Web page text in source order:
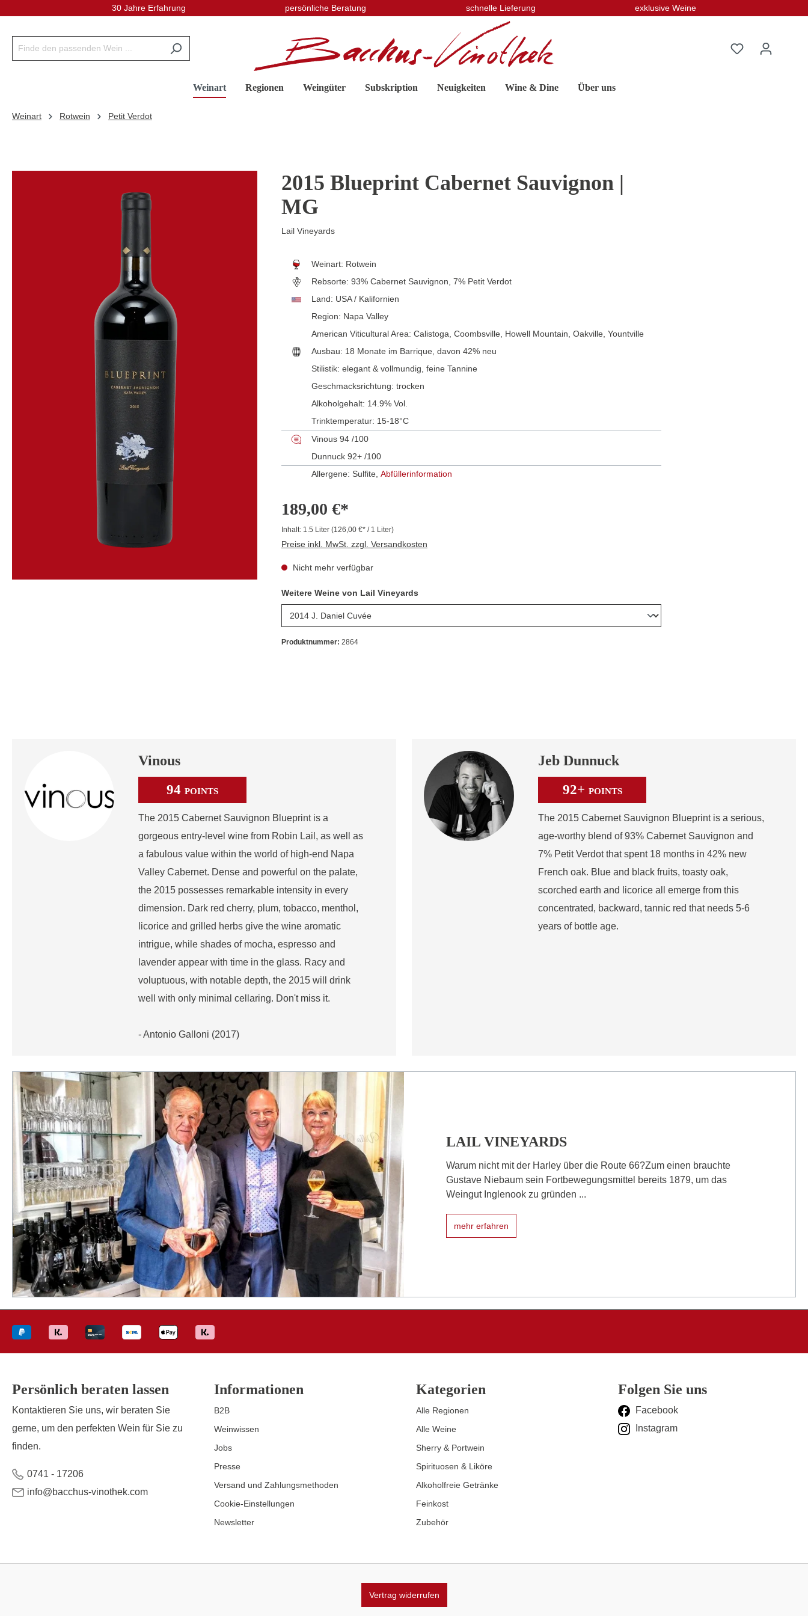
30 Jahre Erfahrung persönliche Beratung schnelle Lieferung exklusive Weine
Weinart Regionen Weingüter Subskription Neuigkeiten Wine & Dine Über uns
Weinart Rotwein Petit Verdot
2015 Blueprint Cabernet Sauvignon |
MG
Lail Vineyards
Weinart: Rotwein
Rebsorte: 93% Cabernet Sauvignon, 7% Petit Verdot
Land: USA / Kalifornien
Region: Napa Valley
American Viticultural Area: Calistoga , Coombsville , Howell Mountain , Oakville , Yountville
Ausbau: 18 Monate im Barrique, davon 42% neu
Stilistik: elegant & vollmundig , feine Tannine
Geschmacksrichtung: trocken
Alkoholgehalt: 14.9% Vol.
Trinktemperatur: 15-18°C
Vinous 94 /100
Dunnuck 92+ /100
Allergene: Sulfite, Abfüllerinformation
189,00 €*
Inhalt: 1.5 Liter (126,00 €* / 1 Liter)
Preise inkl. MwSt. zzgl. Versandkosten
Nicht mehr verfügbar
Weitere Weine von Lail Vineyards
Produktnummer: 2864
Vinous
94 POINTS
The 2015 Cabernet Sauvignon Blueprint is a
gorgeous entry-level wine from Robin Lail, as well as
a fabulous value within the world of high-end Napa
Valley Cabernet. Dense and powerful on the palate,
the 2015 possesses remarkable intensity in every
dimension. Dark red cherry, plum, tobacco, menthol,
licorice and grilled herbs give the wine aromatic
intrigue, while shades of mocha, espresso and
lavender appear with time in the glass. Racy and
voluptuous, with notable depth, the 2015 will drink
well with only minimal cellaring. Don't miss it.
- Antonio Galloni (2017)
Jeb Dunnuck
92+ POINTS
The 2015 Cabernet Sauvignon Blueprint is a serious,
age-worthy blend of 93% Cabernet Sauvignon and
7% Petit Verdot that spent 18 months in 42% new
French oak. Blue and black fruits, toasty oak,
scorched earth and licorice all emerge from this
concentrated, backward, tannic red that needs 5-6
years of bottle age.
LAIL VINEYARDS
Warum nicht mit der Harley über die Route 66?Zum einen brauchte
Gustave Niebaum sein Fortbewegungsmittel bereits 1879, um das
Weingut Inglenook zu gründen ...
mehr erfahren
Persönlich beraten lassen
Kontaktieren Sie uns, wir beraten Sie
gerne, um den perfekten Wein für Sie zu
finden.
0741 - 17206
info@bacchus-vinothek.com
Informationen
B2B
Weinwissen
Jobs
Presse
Versand und Zahlungsmethoden
Cookie-Einstellungen
Newsletter
Kategorien
Alle Regionen
Alle Weine
Sherry & Portwein
Spirituosen & Liköre
Alkoholfreie Getränke
Feinkost
Zubehör
Folgen Sie uns
Facebook
Instagram
Vertrag widerrufen